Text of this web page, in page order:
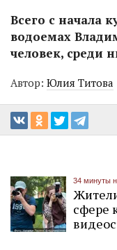
Всего с начала
водоемах
человек, среди
Автор: Юлия Титова
34 минуты
сфере